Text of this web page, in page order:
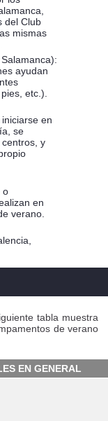
del Club
mismas
ayudan
etc.).
en
se
y
o
en
verano.
tabla muestra
de verano
EN GENERAL